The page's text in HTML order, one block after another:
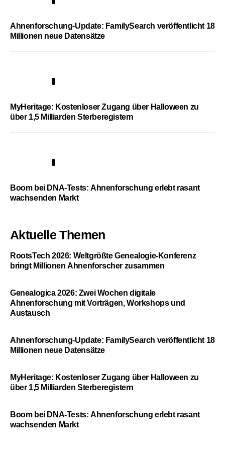
Ahnenforschung-Update: FamilySearch veröffentlicht 18
Millionen neue Datensätze
MyHeritage: Kostenloser Zugang über Halloween zu
über 1,5 Milliarden Sterberegistern
Boom bei DNA-Tests: Ahnenforschung erlebt rasant
wachsenden Markt
Aktuelle Themen
RootsTech 2026: Weltgrößte Genealogie-Konferenz
bringt Millionen Ahnenforscher zusammen
Genealogica 2026: Zwei Wochen digitale
Ahnenforschung mit Vorträgen, Workshops und
Austausch
Ahnenforschung-Update: FamilySearch veröffentlicht 18
Millionen neue Datensätze
MyHeritage: Kostenloser Zugang über Halloween zu
über 1,5 Milliarden Sterberegistern
Boom bei DNA-Tests: Ahnenforschung erlebt rasant
wachsenden Markt